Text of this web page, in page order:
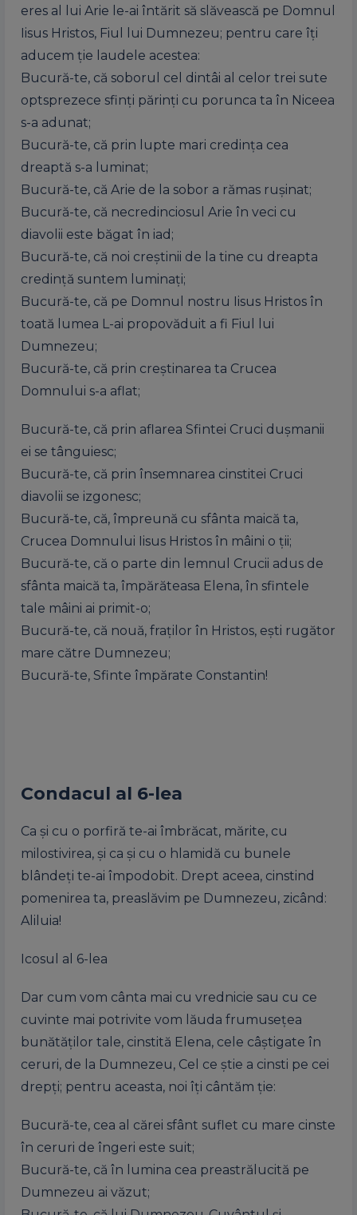
eres al lui Arie le-ai întărit să slăvească pe Domnul
Iisus Hristos, Fiul lui Dumnezeu; pentru care îți
aducem ție laudele acestea:
Bucură-te, că soborul cel dintâi al celor trei sute
optsprezece sfinți părinți cu porunca ta în Niceea
s-a adunat;
Bucură-te, că prin lupte mari credința cea
dreaptă s-a luminat;
Bucură-te, că Arie de la sobor a rămas rușinat;
Bucură-te, că necredinciosul Arie în veci cu
diavolii este băgat în iad;
Bucură-te, că noi creștinii de la tine cu dreapta
credință suntem luminați;
Bucură-te, că pe Domnul nostru Iisus Hristos în
toată lumea L-ai propovăduit a fi Fiul lui
Dumnezeu;
Bucură-te, că prin creștinarea ta Crucea
Domnului s-a aflat;
Bucură-te, că prin aflarea Sfintei Cruci dușmanii
ei se tânguiesc;
Bucură-te, că prin însemnarea cinstitei Cruci
diavolii se izgonesc;
Bucură-te, că, împreună cu sfânta maică ta,
Crucea Domnului Iisus Hristos în mâini o ții;
Bucură-te, că o parte din lemnul Crucii adus de
sfânta maică ta, împărăteasa Elena, în sfintele
tale mâini ai primit-o;
Bucură-te, că nouă, fraților în Hristos, ești rugător
mare către Dumnezeu;
Bucură-te, Sfinte împărate Constantin!
Condacul al 6-lea
Ca și cu o porfiră te-ai îmbrăcat, mărite, cu
milostivirea, și ca și cu o hlamidă cu bunele
blândeți te-ai împodobit. Drept aceea, cinstind
pomenirea ta, preaslăvim pe Dumnezeu, zicând:
Aliluia!
Icosul al 6-lea
Dar cum vom cânta mai cu vrednicie sau cu ce
cuvinte mai potrivite vom lăuda frumusețea
bunătăților tale, cinstită Elena, cele câștigate în
ceruri, de la Dumnezeu, Cel ce știe a cinsti pe cei
drepți; pentru aceasta, noi îți cântăm ție:
Bucură-te, cea al cărei sfânt suflet cu mare cinste
în ceruri de îngeri este suit;
Bucură-te, că în lumina cea preastrălucită pe
Dumnezeu ai văzut;